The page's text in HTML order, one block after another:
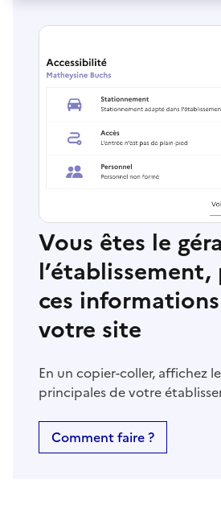
Vous êtes le
ces
votre site
En un copier-coller, affichez
principales de votre
Comment faire ?